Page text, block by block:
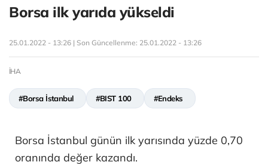
Borsa ilk yarıda yükseldi
25.01.2022 - 13:26 | Son Güncellenme: 25.01.2022 - 13:26
İHA
#Borsa İstanbul #BIST 100 #Endeks
Borsa İstanbul günün ilk yarısında yüzde 0,70
oranında değer kazandı.